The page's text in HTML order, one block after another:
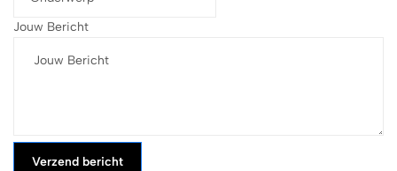
Jouw Bericht
Verzend bericht